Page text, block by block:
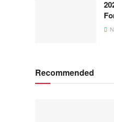
Recommended